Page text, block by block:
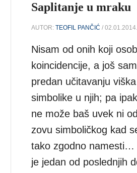
Saplitanje u mraku
AUTOR:TEOFIL PANČIĆ / 02.01.2014.
Nisam od onih koji
koincidencije, a još
predan učitavanju
simbolike u njih; pa
ne može baš uvek ni
zovu simboličkog kad
tako zgodno
je jedan od poslednjih